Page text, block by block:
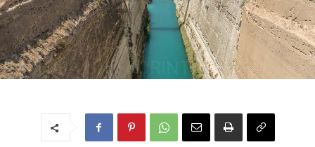
ACHAIA UND KORINTH